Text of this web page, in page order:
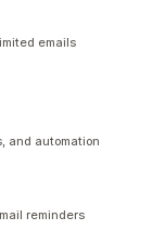
emails
and automation
reminders